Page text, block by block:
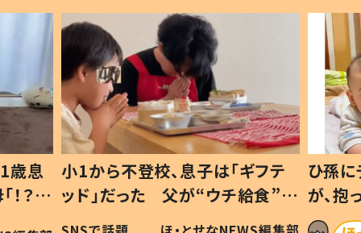
歳息
？」
小1から不登校、息子は「ギフテ
ッド」だった 父が“ウチ給食”を
作り続ける理由とは #令和の親
ひ孫
が、
「涙が